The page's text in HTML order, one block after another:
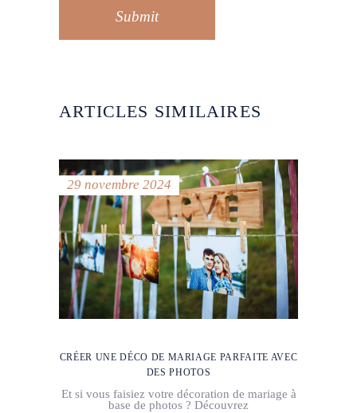
Submit
ARTICLES SIMILAIRES
29 novembre 2024
CRÉER UNE DÉCO DE MARIAGE PARFAITE AVEC
DES PHOTOS
Et si vous faisiez votre décoration de mariage à
base de photos ? Découvrez